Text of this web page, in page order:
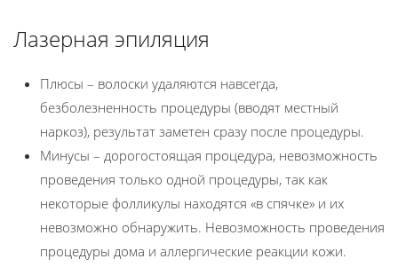
Лазерная эпиляция
Плюсы – волоски удаляются навсегда,
безболезненность процедуры (вводят местный
наркоз), результат заметен сразу после процедуры.
Минусы – дорогостоящая процедура, невозможность
проведения только одной процедуры, так как
некоторые фолликулы находятся «в спячке» и их
невозможно обнаружить. Невозможность проведения
процедуры дома и аллергические реакции кожи.